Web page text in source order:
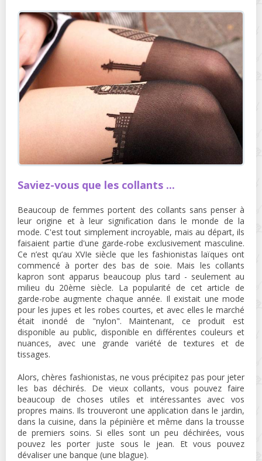
Saviez-vous que les collants ...
Beaucoup de femmes portent des collants sans penser à
leur origine et à leur signification dans le monde de la
mode. C'est tout simplement incroyable, mais au départ, ils
faisaient partie d'une garde-robe exclusivement masculine.
Ce n’est qu’au XVIe siècle que les fashionistas laïques ont
commencé à porter des bas de soie. Mais les collants
kapron sont apparus beaucoup plus tard - seulement au
milieu du 20ème siècle. La popularité de cet article de
garde-robe augmente chaque année. Il existait une mode
pour les jupes et les robes courtes, et avec elles le marché
était inondé de "nylon". Maintenant, ce produit est
disponible au public, disponible en différentes couleurs et
nuances, avec une grande variété de textures et de
tissages.
Alors, chères fashionistas, ne vous précipitez pas pour jeter
les bas déchirés. De vieux collants, vous pouvez faire
beaucoup de choses utiles et intéressantes avec vos
propres mains. Ils trouveront une application dans le jardin,
dans la cuisine, dans la pépinière et même dans la trousse
de premiers soins. Si elles sont un peu déchirées, vous
pouvez les porter juste sous le jean. Et vous pouvez
dévaliser une banque (une blague).